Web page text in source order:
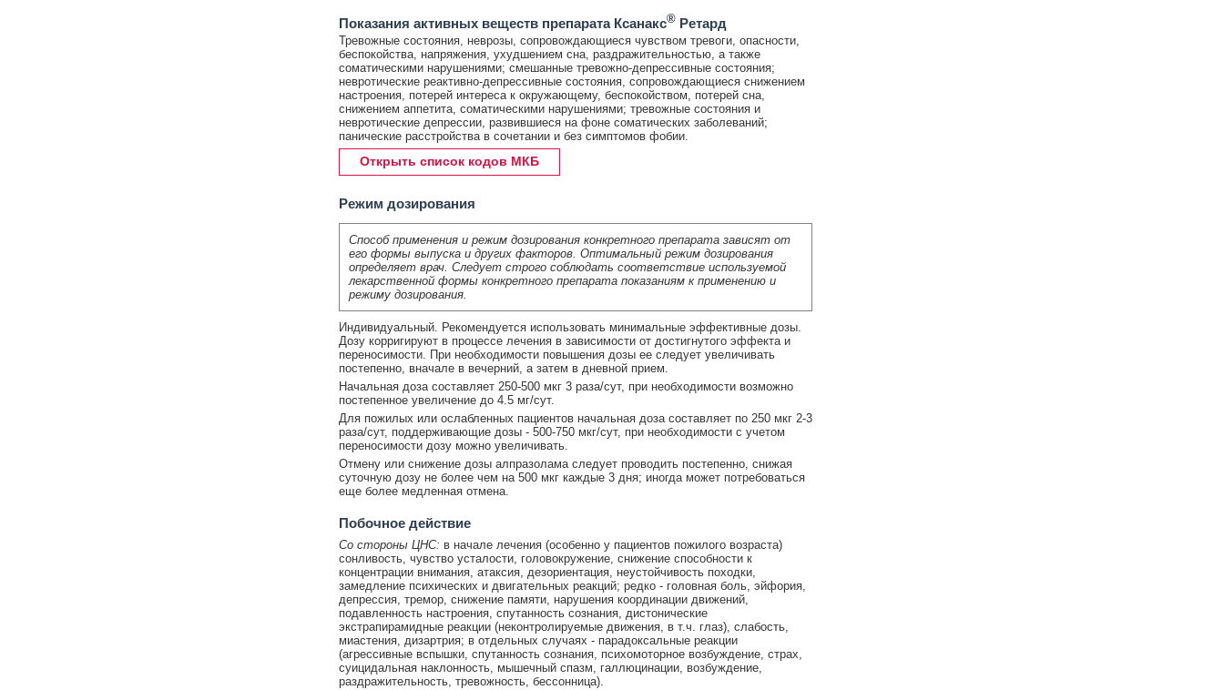
Показания активных веществ препарата Ксанакс®Ретард
Тревожные состояния, неврозы, сопровождающиеся чувством тревоги, опасности,
беспокойства, напряжения, ухудшением сна, раздражительностью, а также
соматическими нарушениями; смешанные тревожно-депрессивные состояния;
невротические реактивно-депрессивные состояния, сопровождающиеся снижением
настроения, потерей интереса к окружающему, беспокойством, потерей сна,
снижением аппетита, соматическими нарушениями; тревожные состояния и
невротические депрессии, развившиеся на фоне соматических заболеваний;
панические расстройства в сочетании и без симптомов фобии.
Открыть список кодов МКБ
Режим дозирования
Способ применения и режим дозирования конкретного препарата зависят от
его формы выпуска и других факторов. Оптимальный режим дозирования
определяет врач. Следует строго соблюдать соответствие используемой
лекарственной формы конкретного препарата показаниям к применению и
режиму дозирования.
Индивидуальный. Рекомендуется использовать минимальные эффективные дозы.
Дозу корригируют в процессе лечения в зависимости от достигнутого эффекта и
переносимости. При необходимости повышения дозы ее следует увеличивать
постепенно, вначале в вечерний, а затем в дневной прием.
Начальная доза составляет 250-500 мкг 3 раза/сут, при необходимости возможно
постепенное увеличение до 4.5 мг/сут.
Для пожилых или ослабленных пациентов начальная доза составляет по 250 мкг 2-3
раза/сут, поддерживающие дозы - 500-750 мкг/сут, при необходимости с учетом
переносимости дозу можно увеличивать.
Отмену или снижение дозы алпразолама следует проводить постепенно, снижая
суточную дозу не более чем на 500 мкг каждые 3 дня; иногда может потребоваться
еще более медленная отмена.
Побочное действие
Со стороны ЦНС: в начале лечения (особенно у пациентов пожилого возраста)
сонливость, чувство усталости, головокружение, снижение способности к
концентрации внимания, атаксия, дезориентация, неустойчивость походки,
замедление психических и двигательных реакций; редко - головная боль, эйфория,
депрессия, тремор, снижение памяти, нарушения координации движений,
подавленность настроения, спутанность сознания, дистонические
экстрапирамидные реакции (неконтролируемые движения, в т.ч. глаз), слабость,
миастения, дизартрия; в отдельных случаях - парадоксальные реакции
(агрессивные вспышки, спутанность сознания, психомоторное возбуждение, страх,
суицидальная наклонность, мышечный спазм, галлюцинации, возбуждение,
раздражительность, тревожность, бессонница).